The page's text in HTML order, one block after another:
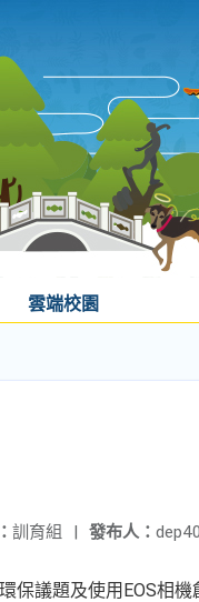
雲端校園
發布人：
訓育組 |
保議題及使用EOS相機